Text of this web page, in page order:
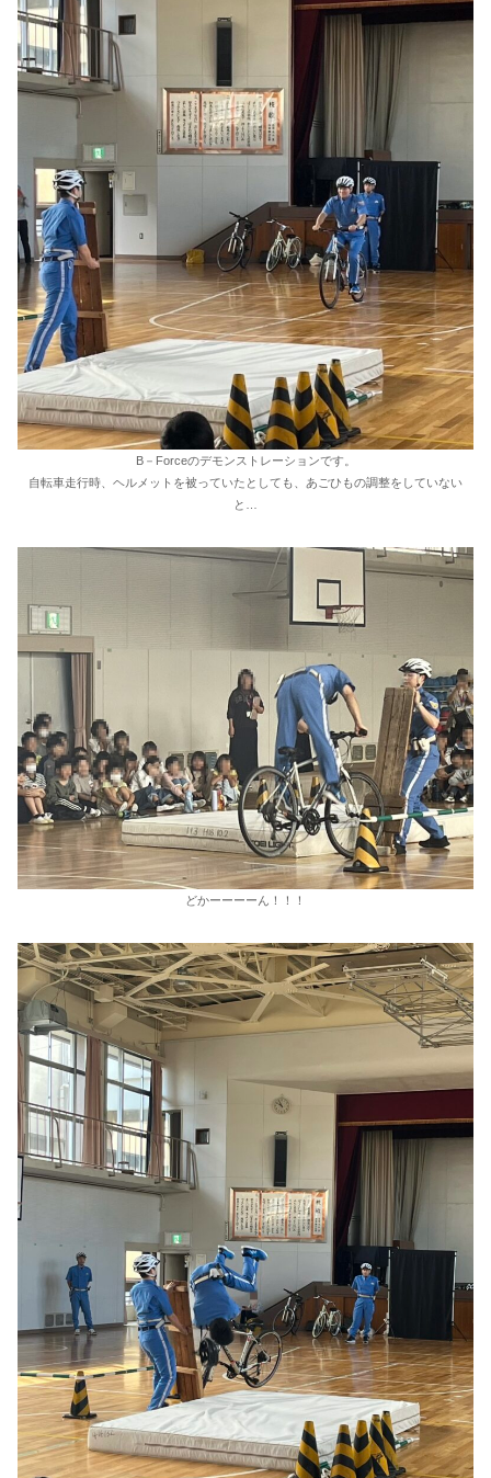
B－Forceのデモンストレーションです。
自転車走行時、ヘルメットを被っていたとしても、あごひもの調整をしていない
と…
どかーーーーん！！！